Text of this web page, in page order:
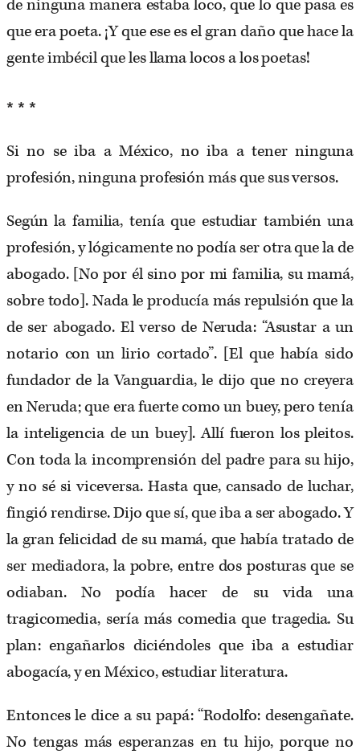
de ninguna manera estaba loco, que lo que pasa es
que era poeta. ¡Y que ese es el gran daño que hace la
gente imbécil que les llama locos a los poetas!
* * *
Si no se iba a México, no iba a tener ninguna
profesión, ninguna profesión más que sus versos.
Según la familia, tenía que estudiar también una
profesión, y lógicamente no podía ser otra que la de
abogado. [No por él sino por mi familia, su mamá,
sobre todo]. Nada le producía más repulsión que la
de ser abogado. El verso de Neruda: “Asustar a un
notario con un lirio cortado”. [El que había sido
fundador de la Vanguardia, le dijo que no creyera
en Neruda; que era fuerte como un buey, pero tenía
la inteligencia de un buey]. Allí fueron los pleitos.
Con toda la incomprensión del padre para su hijo,
y no sé si viceversa. Hasta que, cansado de luchar,
fingió rendirse. Dijo que sí, que iba a ser abogado. Y
la gran felicidad de su mamá, que había tratado de
ser mediadora, la pobre, entre dos posturas que se
odiaban. No podía hacer de su vida una
tragicomedia, sería más comedia que tragedia. Su
plan: engañarlos diciéndoles que iba a estudiar
abogacía, y en México, estudiar literatura.
Entonces le dice a su papá: “Rodolfo: desengañate.
No tengas más esperanzas en tu hijo, porque no